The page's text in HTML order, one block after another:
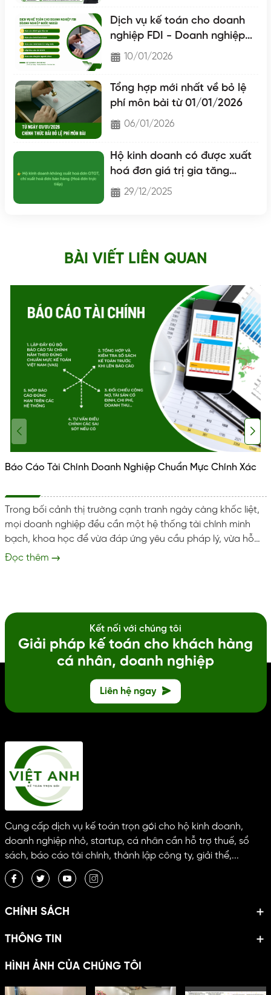
Dịch vụ kế toán cho doanh
nghiệp FDI - Doanh nghiệp
nước ngoài
10/01/2026
Tổng hợp mới nhất về bỏ lệ
phí môn bài từ 01/01/2026
06/01/2026
Hộ kinh doanh có được xuất
hoá đơn giá trị gia tăng
không?
29/12/2025
BÀI VIẾT LIÊN QUAN
Báo Cáo Tài Chính Doanh Nghiệp Chuẩn Mực Chính Xác
Trong bối cảnh thị trường cạnh tranh ngày càng khốc liệt,
mọi doanh nghiệp đều cần một hệ thống tài chính minh
bạch, khoa học để vừa đáp ứng yêu cầu pháp lý, vừa hỗ
trợ quản trị hiệu quả. Báo cáo tài chính (BCTC) chính là
gặp...
Đọc thêm
Kết nối với chúng tôi
Giải pháp kế toán cho khách hàng
cá nhân, doanh nghiệp
Liên hệ ngay
Cung cấp dịch vụ kế toán trọn gói cho hộ kinh doanh,
doanh nghiệp nhỏ, startup, cá nhân cần hỗ trợ thuế, sổ
sách, báo cáo tài chính, thành lập công ty, giải thể,...
CHÍNH SÁCH
THÔNG TIN
HÌNH ẢNH CỦA CHÚNG TÔI